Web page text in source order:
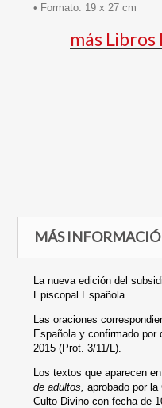
• Formato: 19 x 27 cm
más
MÁS
La nueva edición del
Episcopal Española.
Las oraciones
Española y confirmado
2015 (Prot. 3/11/L).
Los textos que aparecen
de adultos, aprobado por
Culto Divino con fecha de